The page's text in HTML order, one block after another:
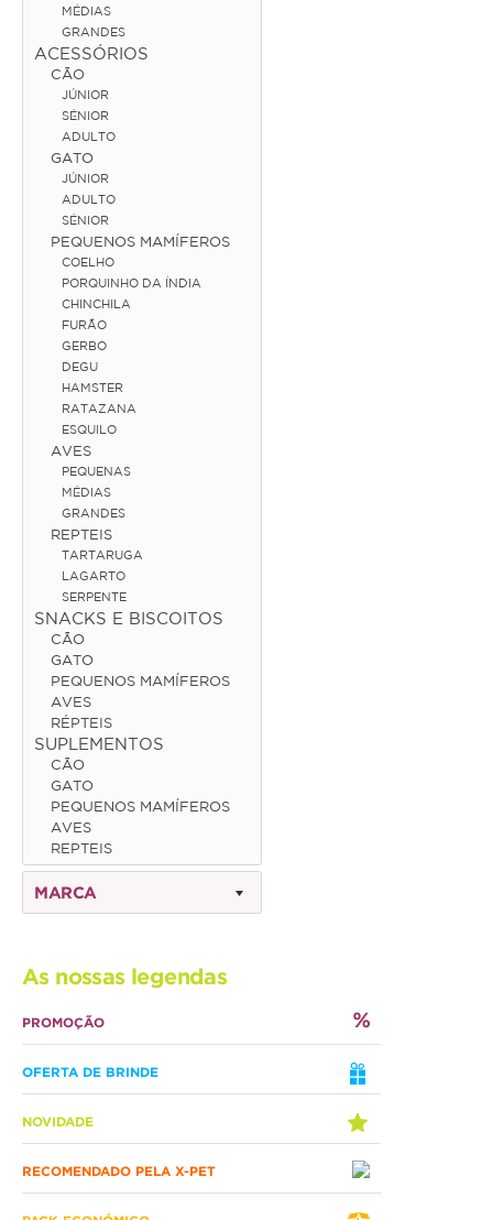
Hamster
Ratazana
Ouriço
Esquilo
Aves
Pequenas
Médias
Grandes
Répteis
Tartaruga
Lagarto
Serpente
ACESSÓRIOS
Cão
Júnior
Adulto
Sénior
Gato
Júnior
Adulto
Sénior
Chinchila
Furão
Degu
MÉDIAS
GRANDES
ACESSÓRIOS
CÃO
JÚNIOR
SÉNIOR
ADULTO
GATO
JÚNIOR
ADULTO
SÉNIOR
PEQUENOS MAMÍFEROS
COELHO
PORQUINHO DA ÍNDIA
CHINCHILA
FURÃO
GERBO
DEGU
HAMSTER
RATAZANA
ESQUILO
AVES
PEQUENAS
MÉDIAS
GRANDES
REPTEIS
TARTARUGA
LAGARTO
SERPENTE
SNACKS E BISCOITOS
CÃO
GATO
PEQUENOS MAMÍFEROS
AVES
RÉPTEIS
SUPLEMENTOS
CÃO
GATO
PEQUENOS MAMÍFEROS
AVES
REPTEIS
MARCA
As nossas legendas
PROMOÇÃO
OFERTA DE BRINDE
NOVIDADE
RECOMENDADO PELA X-PET